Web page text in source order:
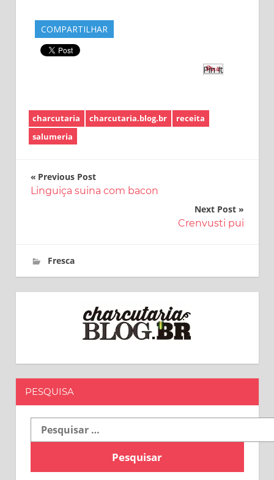
COMPARTILHAR
Pin It
charcutaria charcutaria.blog.br
receita
salumeria
Navegação
Previous Post
Linguiça suina com bacon
Next Post
Crenvusti pui
5 de novembro de 2018
charcutaria.blog.br
Fresca
PESQUISA
Pesquisar
por: